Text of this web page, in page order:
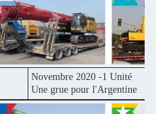
Novembre 2020 -1 Unité
Une grue pour l'Argentine